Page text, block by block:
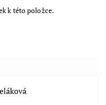
k této položce.